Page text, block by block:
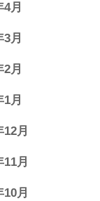
月
月
月
月
月
月
月